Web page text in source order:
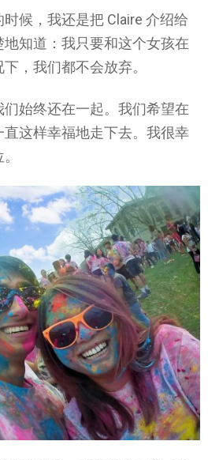
候，我还是把 Claire 介绍给
知道：我只要和这个女孩在
，我们都不会放弃。
始终还在一起。我们希望在
这样幸福地走下去。我很幸